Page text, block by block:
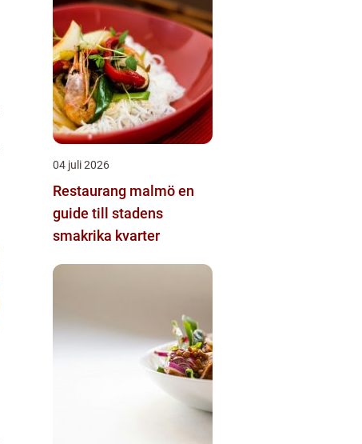
04 juli 2026
Restaurang malmö en
guide till stadens
smakrika kvarter